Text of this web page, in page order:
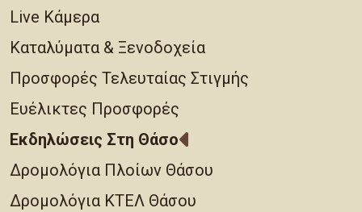
Live Κάμερα
Καταλύματα & Ξενοδοχεία
Προσφορές Τελευταίας Στιγμής
Ευέλικτες Προσφορές
Εκδηλώσεις Στη Θάσο
Δρομολόγια Πλοίων Θάσου
Δρομολόγια ΚΤΕΛ Θάσου